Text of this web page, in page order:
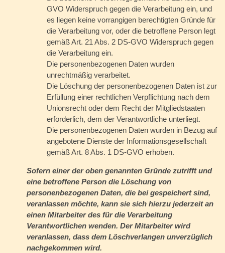
GVO Widerspruch gegen die Verarbeitung ein, und
es liegen keine vorrangigen berechtigten Gründe für
die Verarbeitung vor, oder die betroffene Person legt
gemäß Art. 21 Abs. 2 DS-GVO Widerspruch gegen
die Verarbeitung ein.
Die personenbezogenen Daten wurden
unrechtmäßig verarbeitet.
Die Löschung der personenbezogenen Daten ist zur
Erfüllung einer rechtlichen Verpflichtung nach dem
Unionsrecht oder dem Recht der Mitgliedstaaten
erforderlich, dem der Verantwortliche unterliegt.
Die personenbezogenen Daten wurden in Bezug auf
angebotene Dienste der Informationsgesellschaft
gemäß Art. 8 Abs. 1 DS-GVO erhoben.
Sofern einer der oben genannten Gründe zutrifft und
eine betroffene Person die Löschung von
personenbezogenen Daten, die bei gespeichert sind,
veranlassen möchte, kann sie sich hierzu jederzeit an
einen Mitarbeiter des für die Verarbeitung
Verantwortlichen wenden. Der Mitarbeiter wird
veranlassen, dass dem Löschverlangen unverzüglich
nachgekommen wird.